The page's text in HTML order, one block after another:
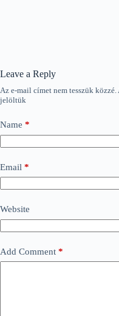
Leave a Reply
Az e-mail címet nem tesszük közzé.
jelöltük
Name *
Email *
Website
Add Comment *